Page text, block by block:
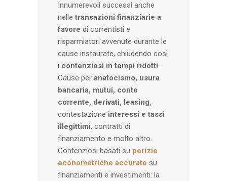
Innumerevoli successi anche
nelle transazioni finanziarie a
favore di correntisti e
risparmiatori avvenute durante le
cause instaurate, chiudendo così
i contenziosi in tempi ridotti.
Cause per anatocismo, usura
bancaria, mutui, conto
corrente, derivati, leasing,
contestazione interessi e tassi
illegittimi, contratti di
finanziamento e molto altro.
Contenziosi basati su perizie
econometriche accurate su
finanziamenti e investimenti: la